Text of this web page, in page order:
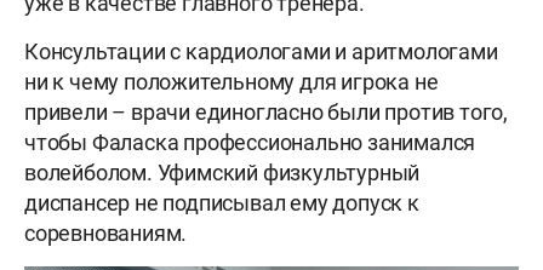
Консультации с кардиологами и аритмологами
ни к чему положительному для игрока не
привели – врачи единогласно были против того,
чтобы Фаласка профессионально занимался
волейболом. Уфимский физкультурный
диспансер не подписывал ему допуск к
соревнованиям.